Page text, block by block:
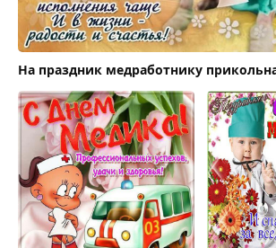
На праздник медработнику